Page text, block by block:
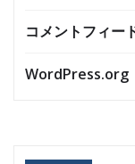
コメントフィー
WordPress.org